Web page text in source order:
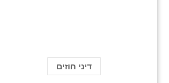
דיני חוזים